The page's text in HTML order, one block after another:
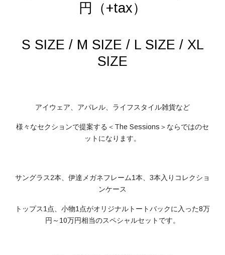
円（+tax）
S SIZE / M SIZE / L SIZE / XL
SIZE
アイウェア、アパレル、ライフスタイル雑貨など
様々なセクションで提案する＜The Sessions＞ならではのセ
ットになります。
サングラス2本、伊達メガネフレーム1本、3本入りコレクショ
ンケース
トップス1点、小物1点がオリジナルトートバックに入った8万
円～10万円相当のスペシャルセットです。